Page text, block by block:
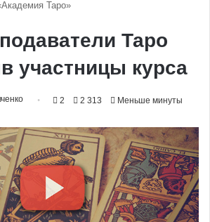
Таро»
Таро
участницы курса
2 2 313 Меньше минуты